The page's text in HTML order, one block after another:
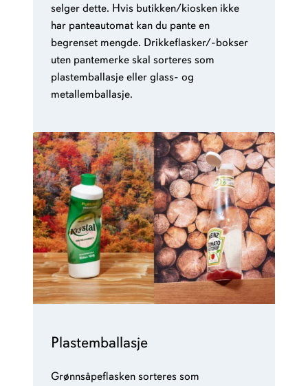
selger dette. Hvis butikken/kiosken ikke
har panteautomat kan du pante en
begrenset mengde. Drikkeflasker/-bokser
uten pantemerke skal sorteres som
plastemballasje eller glass- og
metallemballasje.
Plastemballasje
Grønnsåpeflasken sorteres som